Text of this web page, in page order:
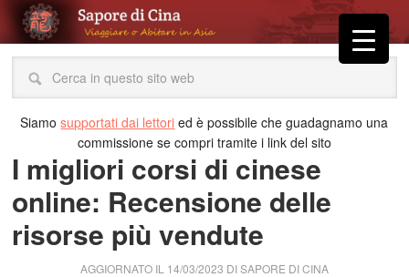
Siamosupportati dai lettori ed è possibile che guadagnamo una
commissione se compri tramite i link del sito
I migliori corsi di cinese
online: Recensione delle
risorse più vendute
AGGIORNATO IL 14/03/2023 DISAPORE DI CINA